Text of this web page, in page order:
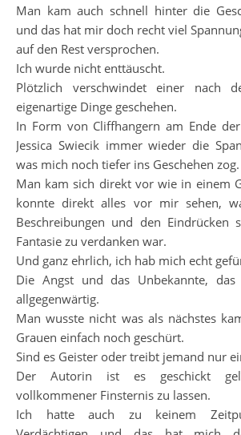
Man kam auch schnell hinter die
und das hat mir doch recht viel
auf den Rest versprochen.
Ich wurde nicht enttäuscht.
Plötzlich verschwindet einer nach
eigenartige Dinge geschehen.
In Form von Cliffhangern am Ende
Jessica Swiecik immer wieder die
was mich noch tiefer ins Geschehen zog.
Man kam sich direkt vor wie in einem
konnte direkt alles vor mir sehen,
Beschreibungen und den Eindrücken
Fantasie zu verdanken war.
Und ganz ehrlich, ich hab mich echt
Die Angst und das Unbekannte,
allgegenwärtig.
Man wusste nicht was als nächstes
Grauen einfach noch geschürt.
Sind es Geister oder treibt jemand nur
Der Autorin ist es geschickt
vollkommener Finsternis zu lassen.
Ich hatte auch zu keinem